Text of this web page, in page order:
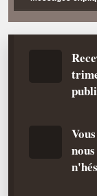
Contact /
La doctrine Spirite
Les bases du
Historique